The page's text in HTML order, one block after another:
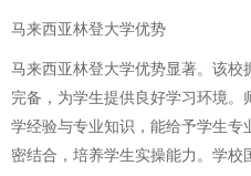
马来西亚林登大学优势
马来西亚林登大学优势显著。该
完备，为学生提供良好学习环境
学经验与专业知识，能给予学生专
密结合，培养学生实操能力。学